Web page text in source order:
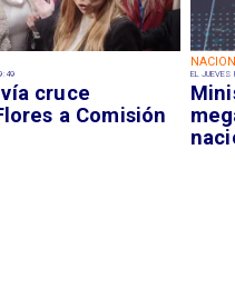
cruce
a Comisión
EL JUEVES